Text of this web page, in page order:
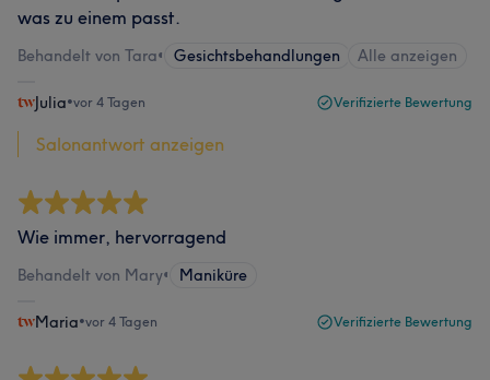
was zu einem passt.
Behandelt von Tara• Gesichtsbehandlungen Alle anzeigen
Julia•vor 4 Tagen Verifizierte Bewertung
Salonantwort anzeigen
Wie immer, hervorragend
Behandelt von Mary• Maniküre
Maria•vor 4 Tagen Verifizierte Bewertung